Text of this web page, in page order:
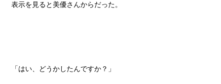
表示を見ると美優さんからだった。
「はい、どうかしたんですか？」